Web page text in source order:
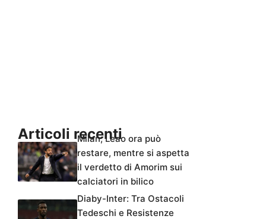
Articoli recenti
Milan, Leao ora può
restare, mentre si aspetta
il verdetto di Amorim sui
calciatori in bilico
Diaby-Inter: Tra Ostacoli
Tedeschi e Resistenze